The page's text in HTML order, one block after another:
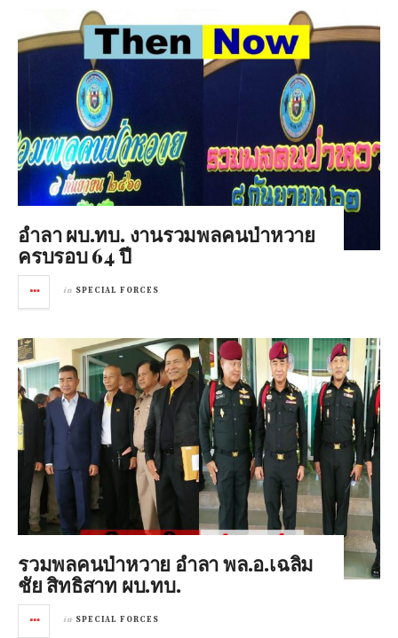
อำลา ผบ.ทบ. งานรวมพลคนป่าหวาย
ครบรอบ 64 ปี
in SPECIAL FORCES
รวมพลคนป่าหวาย อำลา พล.อ.เฉลิม
ชัย สิทธิสาท ผบ.ทบ.
in SPECIAL FORCES